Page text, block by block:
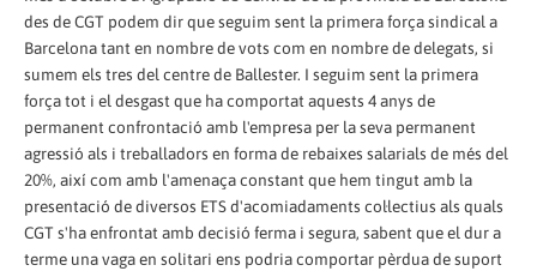
des de CGT podem dir que seguim sent la primera força sindical a
Barcelona tant en nombre de vots com en nombre de delegats, si
sumem els tres del centre de Ballester. I seguim sent la primera
força tot i el desgast que ha comportat aquests 4 anys de
permanent confrontació amb l'empresa per la seva permanent
agressió als i treballadors en forma de rebaixes salarials de més del
20%, així com amb l'amenaça constant que hem tingut amb la
presentació de diversos ETS d'acomiadaments col·lectius als quals
CGT s'ha enfrontat amb decisió ferma i segura, sabent que el dur a
terme una vaga en solitari ens podria comportar pèrdua de suport